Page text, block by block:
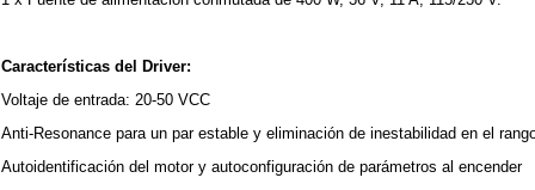
Características del Driver:
Voltaje de entrada: 20-50 VCC
Anti-Resonance para un par estable y eliminación de inestabilidad en el
Autoidentificación del motor y autoconfiguración de parámetros al encender